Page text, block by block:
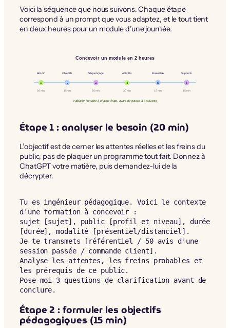
Voici la séquence que nous suivons. Chaque étape
correspond à un prompt que vous adaptez, et le tout tient
en deux heures pour un module d’une journée.
Concevoir un module en 2 heures
1
Besoin
20 min
2
Objectifs
15 min
3
Séquençage
25 min
4
Activités
30 min
5
Évaluation
15 min
6
Supports
15 min
Validation humaine à chaque étape, avant de passer à la suivante
Étape 1 : analyser le besoin (20 min)
L’objectif est de cerner les attentes réelles et les freins du
public, pas de plaquer un programme tout fait. Donnez à
ChatGPT votre matière, puis demandez-lui de la
décrypter.
Tu es ingénieur pédagogique. Voici le contexte
d'une formation à concevoir :
sujet [sujet], public [profil et niveau], durée
[durée], modalité [présentiel/distanciel].
Je te transmets [référentiel / 50 avis d'une
session passée / commande client].
Analyse les attentes, les freins probables et
les prérequis de ce public.
Pose-moi 3 questions de clarification avant de
conclure.
Étape 2 : formuler les objectifs
pédagogiques (15 min)